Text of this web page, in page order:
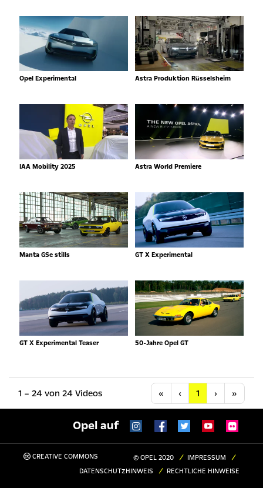
Opel Experimental Astra Produktion Rüsselsheim
IAA Mobility 2025 Astra World Premiere
Manta GSe stills GT X Experimental
GT X Experimental Teaser 50-Jahre Opel GT
1 – 24 von 24 Videos « Anfang
‹ Vorherige
1 ›Nächste
»
Opel auf
CREATIVE COMMONS © OPEL 2020
IMPRESSUM
DATENSCHUTZHINWEIS
RECHTLICHE HINWEISE